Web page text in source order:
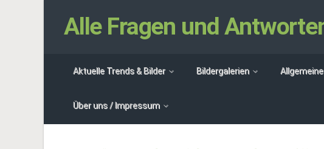
Alle Fragen und
Aktuelle Trends & Bilder Bildergalerien
Über uns / Impressum